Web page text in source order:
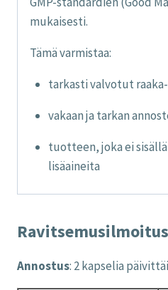
mukaisesti.
Tämä varmistaa:
tarkasti valvotut
vakaan ja tarkan
tuotteen, joka ei
lisäaineita
Ravitsemusilmoitus
Annostus: 2 kapselia